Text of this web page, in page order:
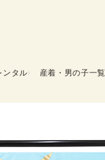
ンタル 産着・男の子一覧